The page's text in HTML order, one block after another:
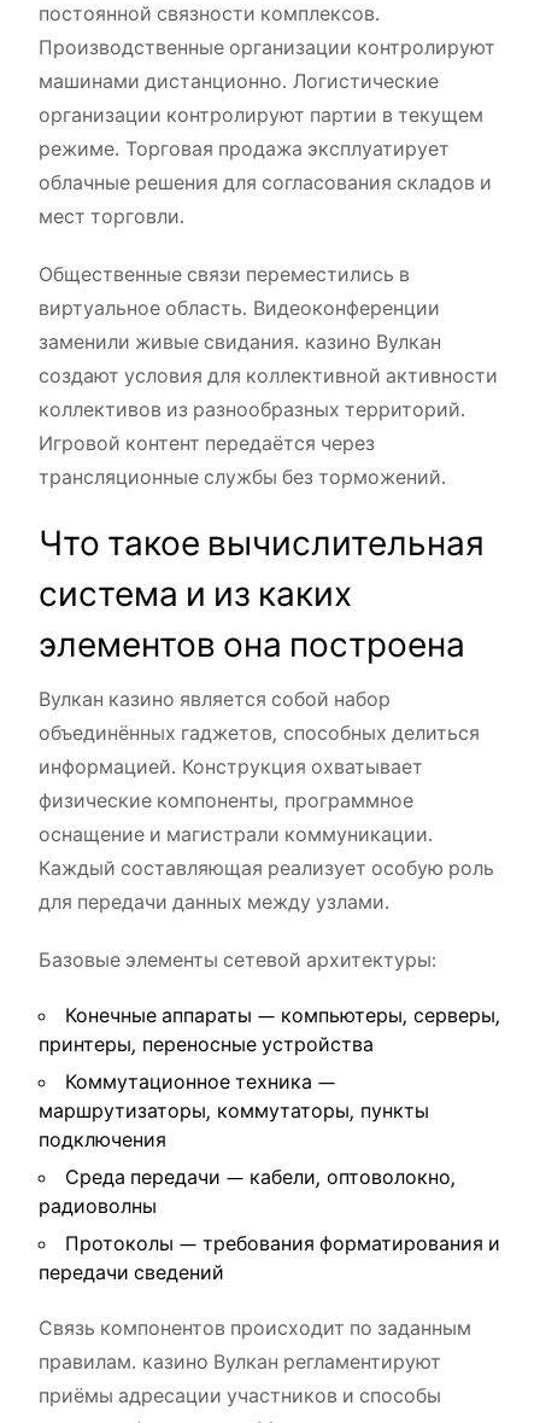
постоянной связности комплексов.
Производственные организации контролируют
машинами дистанционно. Логистические
организации контролируют партии в текущем
режиме. Торговая продажа эксплуатирует
облачные решения для согласования складов и
мест торговли.
Общественные связи переместились в
виртуальное область. Видеоконференции
заменили живые свидания. казино Вулкан
создают условия для коллективной активности
коллективов из разнообразных территорий.
Игровой контент передаётся через
трансляционные службы без торможений.
Что такое вычислительная
система и из каких
элементов она построена
Вулкан казино является собой набор
объединённых гаджетов, способных делиться
информацией. Конструкция охватывает
физические компоненты, программное
оснащение и магистрали коммуникации.
Каждый составляющая реализует особую роль
для передачи данных между узлами.
Базовые элементы сетевой архитектуры:
Конечные аппараты — компьютеры, серверы,
принтеры, переносные устройства
Коммутационное техника —
маршрутизаторы, коммутаторы, пункты
подключения
Среда передачи — кабели, оптоволокно,
радиоволны
Протоколы — требования форматирования и
передачи сведений
Связь компонентов происходит по заданным
правилам. казино Вулкан регламентируют
приёмы адресации участников и способы